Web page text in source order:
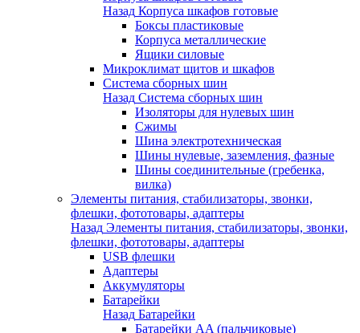
Назад Корпуса шкафов готовые
Боксы пластиковые
Корпуса металлические
Ящики силовые
Микроклимат щитов и шкафов
Система сборных шин
Назад Система сборных шин
Изоляторы для нулевых шин
Сжимы
Шина электротехническая
Шины нулевые, заземления, фазные
Шины соединительные (гребенка,
вилка)
Элементы питания, стабилизаторы, звонки,
флешки, фототовары, адаптеры
Назад Элементы питания, стабилизаторы, звонки,
флешки, фототовары, адаптеры
USB флешки
Адаптеры
Аккумуляторы
Батарейки
Назад Батарейки
Батарейки AA (пальчиковые)